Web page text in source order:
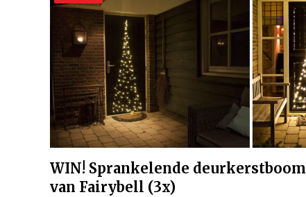
WIN! Sprankelende deurkerstboom
van Fairybell (3x)